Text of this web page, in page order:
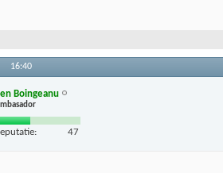
16:40
Boingeanu
47